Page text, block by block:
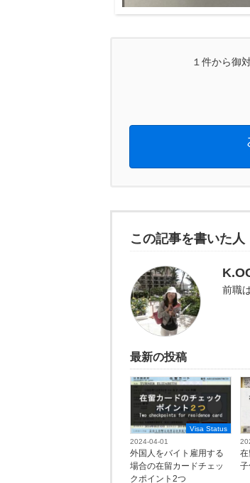
１件から御
この記事を書いた人
前職
最新の投稿
Visa Status
2024-04-01
外国人をバイト雇用する
場合の在留カードチェッ
クポイント2つ